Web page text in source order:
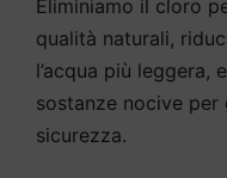
Eliminiamo il cloro
qualità naturali,
l’acqua più leggera,
sostanze nocive per
sicurezza.